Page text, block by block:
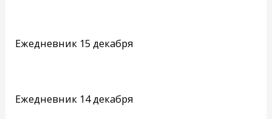
Ежедневник 15 декабря
Ежедневник 14 декабря